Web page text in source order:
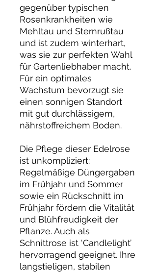
gegenüber typischen
Rosenkrankheiten wie
Mehltau und Sternrußtau
und ist zudem winterhart,
was sie zur perfekten Wahl
für Gartenliebhaber macht.
Für ein optimales
Wachstum bevorzugt sie
einen sonnigen Standort
mit gut durchlässigem,
nährstoffreichem Boden.
Die Pflege dieser Edelrose
ist unkompliziert:
Regelmäßige Düngergaben
im Frühjahr und Sommer
sowie ein Rückschnitt im
Frühjahr fördern die Vitalität
und Blühfreudigkeit der
Pflanze. Auch als
Schnittrose ist ‘Candlelight’
hervorragend geeignet. Ihre
langstieligen, stabilen